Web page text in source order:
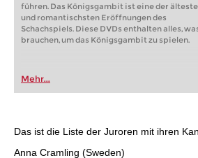
führen. Das Königsgambit ist eine der
und romantischsten Eröffnungen des
Schachspiels. Diese DVDs enthalten alles,
brauchen, um das Königsgambit zu spielen.
Mehr...
Das ist die Liste der Juroren mit ihren
Anna Cramling (Sweden)